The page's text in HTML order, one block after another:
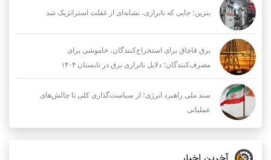
بنزین؛ جایی که ناترازی، نشانه‌ای از غفلت استراتژیک شد
برق قاچاق برای استخراج‌کنندگان، خاموشی برای
مصرف‌کنندگان؛ دلایل ناترازی برق در تابستان ۱۴۰۴
سند ملی راهبرد انرژی؛ از سیاست‌گذاری کلی تا چالش‌های
عملیاتی